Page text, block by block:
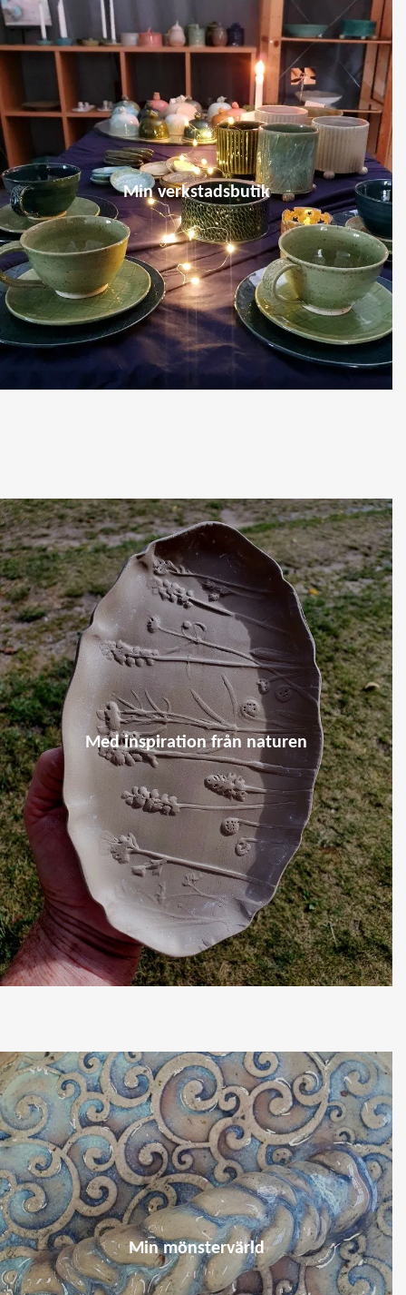
Min verkstadsbutik
Med inspiration från naturen
Min mönstervärld